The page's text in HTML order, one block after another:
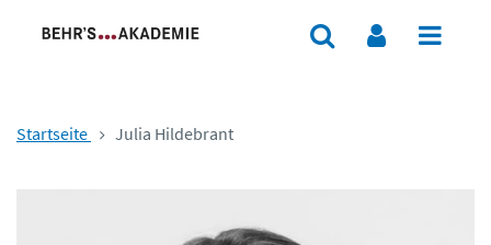
Startseite Julia Hildebrant